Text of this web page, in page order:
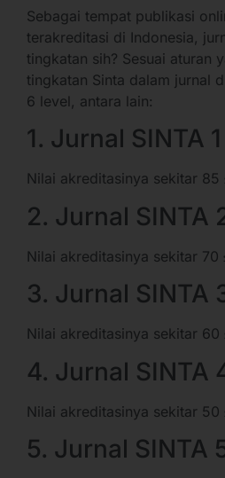
Sebagai tempat publikasi
terakreditasi di Indonesia,
tingkatan sih? Sesuai aturan
tingkatan Sinta dalam jurnal
6 level, antara lain:
1. Jurnal SINTA 1
Nilai akreditasinya sekitar 85
2. Jurnal SINTA
Nilai akreditasinya sekitar 70
3. Jurnal SINTA
Nilai akreditasinya sekitar 60
4. Jurnal SINTA
Nilai akreditasinya sekitar 50
5. Jurnal SINTA